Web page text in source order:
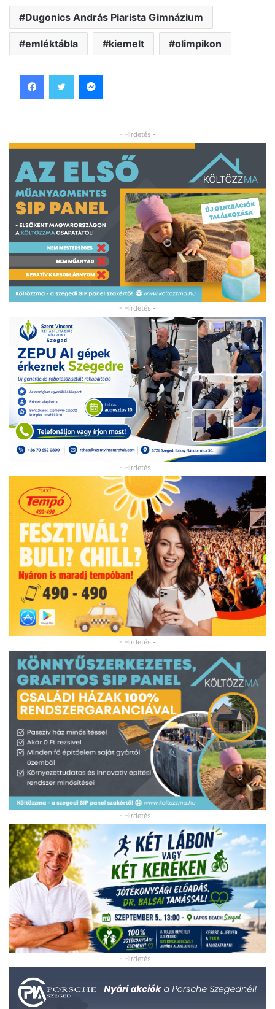
Dugonics András Piarista Gimnázium
emléktábla kiemelt olimpikon
- Hirdetés -
- Hirdetés -
- Hirdetés -
- Hirdetés -
- Hirdetés -
- Hirdetés -